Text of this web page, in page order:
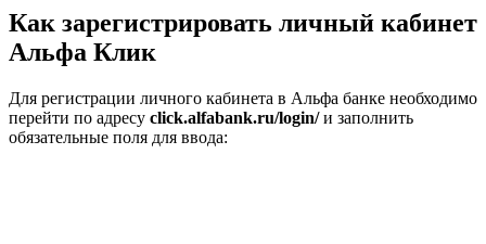
Как зарегистрировать личный кабинет
Альфа Клик
Для регистрации личного кабинета в Альфа банке необходимо
перейти по адресу click.alfabank.ru/login/и заполнить
обязательные поля для ввода: